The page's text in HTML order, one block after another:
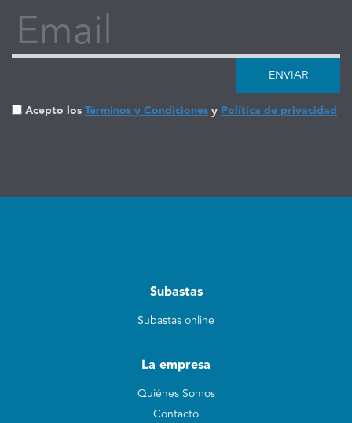
Email
ENVIAR
Acepto losTérminos y CondicionesyPolítica de privacidad
Subastas
Subastas online
La empresa
Quiénes Somos
Contacto